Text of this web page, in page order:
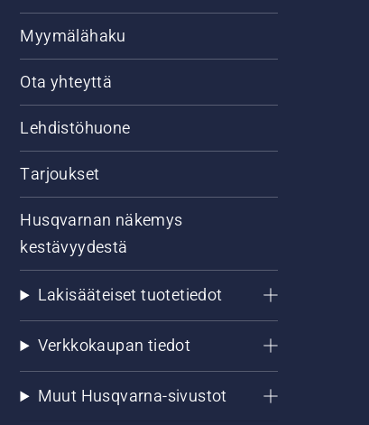
Myymälähaku
Ota yhteyttä
Lehdistöhuone
Tarjoukset
Husqvarnan näkemys
kestävyydestä
Lakisääteiset tuotetiedot
Verkkokaupan tiedot
Muut Husqvarna-sivustot